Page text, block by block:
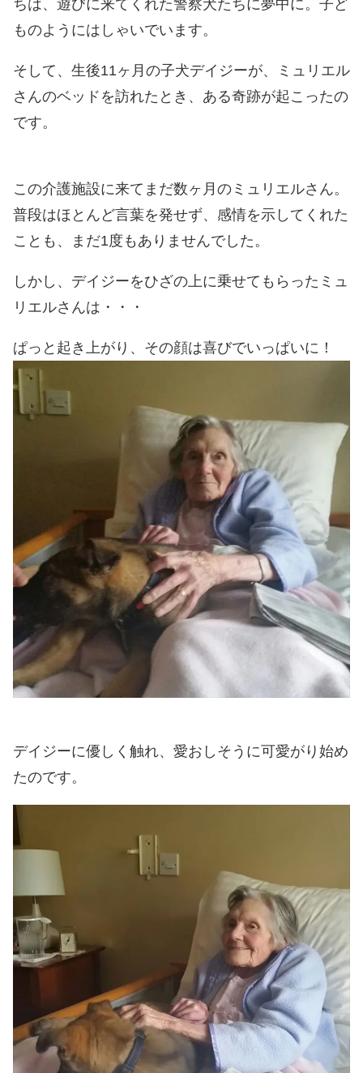
ちは、遊びに来てくれた警察犬たちに夢中に。子ど
ものようにはしゃいでいます。
そして、生後11ヶ月の子犬デイジーが、ミュリエル
さんのベッドを訪れたとき、ある奇跡が起こったの
です。
この介護施設に来てまだ数ヶ月のミュリエルさん。
普段はほとんど言葉を発せず、感情を示してくれた
ことも、まだ1度もありませんでした。
しかし、デイジーをひざの上に乗せてもらったミュ
リエルさんは・・・
ぱっと起き上がり、その顔は喜びでいっぱいに！
デイジーに優しく触れ、愛おしそうに可愛がり始め
たのです。